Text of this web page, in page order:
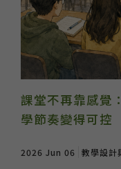
課堂不再靠感覺
學節奏變得可控
2026 Jun 06 教學設計